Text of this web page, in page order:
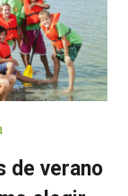
de verano